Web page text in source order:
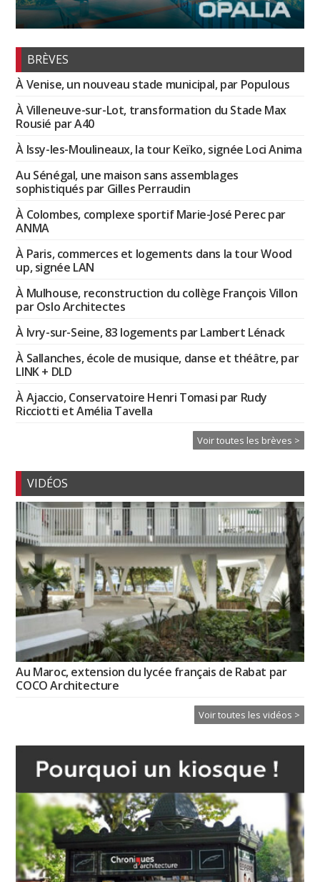
BRÈVES
À Venise, un nouveau stade municipal, par Populous
À Villeneuve-sur-Lot, transformation du Stade Max
Rousié par A40
À Issy-les-Moulineaux, la tour Keïko, signée Loci Anima
Au Sénégal, une maison sans assemblages
sophistiqués par Gilles Perraudin
À Colombes, complexe sportif Marie-José Perec par
ANMA
À Paris, commerces et logements dans la tour Wood
up, signée LAN
À Mulhouse, reconstruction du collège François Villon
par Oslo Architectes
À Ivry-sur-Seine, 83 logements par Lambert Lénack
À Sallanches, école de musique, danse et théâtre, par
LINK + DLD
À Ajaccio, Conservatoire Henri Tomasi par Rudy
Ricciotti et Amélia Tavella
Voir toutes les brèves >
VIDÉOS
Au Maroc, extension du lycée français de Rabat par
COCO Architecture
Voir toutes les vidéos >